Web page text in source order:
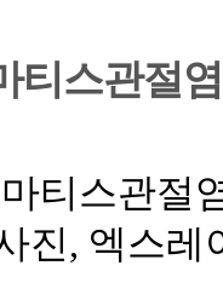
티스관절